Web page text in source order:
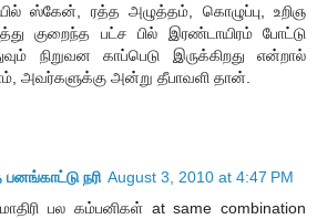
ஸ்கேன், ரத்த அழுத்தம், கொழுப்பு, உறிஞ
குறைந்த பட்ச பில் இரண்டாயிரம் போட்டு
நிறுவன காப்பெடு இருக்கிறது என்றால்
அவர்களுக்கு அன்று தீபாவளி தான்.
நரி August 3, 2010 at 4:47 PM
பல கம்பனிகள் at same combination